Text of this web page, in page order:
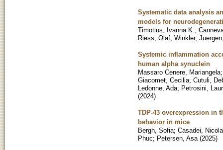
Systematic data analysis
models for
Timotius, Ivanna K. ;
Riess, Olaf; Winkler, Juergen
Systemic inflammation
human alpha synuclein
Massaro Cenere, Mariangela
Giacomet, Cecilia; Cutuli,
Ledonne, Ada; Petrosini,
(2024)
TDP-43 overexpression in
behavior in mice
Bergh, Sofia; Casadei,
Phuc; Petersen, Asa (2025)